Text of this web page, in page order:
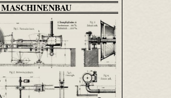
MASCHINENBAU